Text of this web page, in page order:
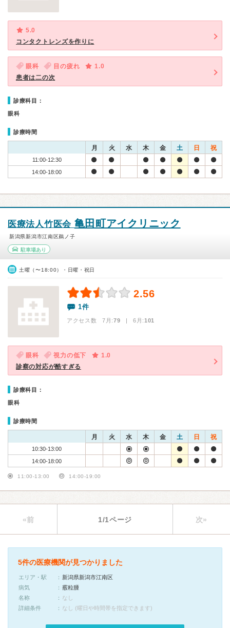
5.0
コンタクトレンズを作りに
眼科 目の疲れ
1.0
患者は二の次
診療科目：
眼科
診療時間
月 火 水 木 金 土 日 祝
11:00-12:30
14:00-18:00
医療法人竹医会 亀田町アイクリニック
新潟県新潟市江南区鵜ノ子
駐車場あり
土曜（〜18:00）・日曜・祝日
2.56
1件
アクセス数 7月:79 | 6月:101
眼科 視力の低下
1.0
診察の対応が酷すぎる
診療科目：
眼科
診療時間
月 火 水 木 金 土 日 祝
10:30-13:00
14:00-18:00
11:00-13:00 14:00-19:00
«前 1/1ページ 次»
5件の医療機関が見つかりました
エリア・駅
新潟県新潟市江南区
病気
霰粒腫
名称
なし
詳細条件
なし (曜日や時間帯を指定できます)